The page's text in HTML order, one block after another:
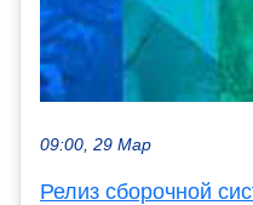
09:00, 29 Мар
Релиз сборочной